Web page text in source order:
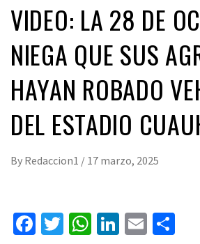
VIDEO: LA 28 DE
NIEGA QUE SUS
HAYAN ROBADO
DEL ESTADIO
By Redaccion1 / 17 marzo, 2025
Facebook
Twitter
WhatsApp
LinkedIn
Email